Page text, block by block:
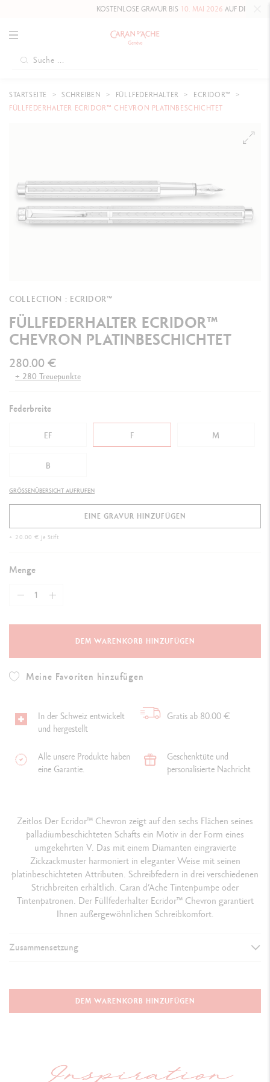
KOSTENLOSE GRAVUR BIS10. MAI 2026 AUF DIE HAUTE
STARTSEITE SCHREIBEN FÜLLFEDERHALTER
ECRIDOR™
FÜLLFEDERHALTER ECRIDOR™ CHEVRON PLATINBESCHICHTET
COLLECTION : ECRIDOR™
FÜLLFEDERHALTER ECRIDOR™
CHEVRON PLATINBESCHICHTET
280.00 €
+ 280 Treuepunkte
Federbreite
EF F M
B
GRÖSSENÜBERSICHT AUFRUFEN
EINE GRAVUR HINZUFÜGEN
+ 20.00 € je Stift
Menge
DEM WARENKORB HINZUFÜGEN
Meine Favoriten hinzufügen
In der Schweiz entwickelt
und hergestellt
Gratis ab 80.00 €
Alle unsere Produkte haben
eine Garantie.
Geschenktüte und
personalisierte Nachricht
Zeitlos Der Ecridor™ Chevron zeigt auf den sechs Flächen seines
palladiumbeschichteten Schafts ein Motiv in der Form eines
umgekehrten V. Das mit einem Diamanten eingravierte
Zickzackmuster harmoniert in eleganter Weise mit seinen
platinbeschichteten Attributen. Schreibfedern in drei verschiedenen
Strichbreiten erhältlich. Caran d’Ache Tintenpumpe oder
Tintenpatronen. Der Füllfederhalter Ecridor™ Chevron garantiert
Ihnen außergewöhnlichen Schreibkomfort.
Zusammensetzung
Offen, bei hinten aufgesteckter Kappe: 170 mm
DEM WARENKORB HINZUFÜGEN